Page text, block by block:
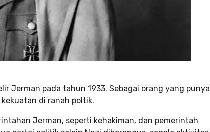
Jerman pada tahun 1933. Sebagai orang yang punya
di ranah poltik.
Jerman, seperti kehakiman, dan pemerintah